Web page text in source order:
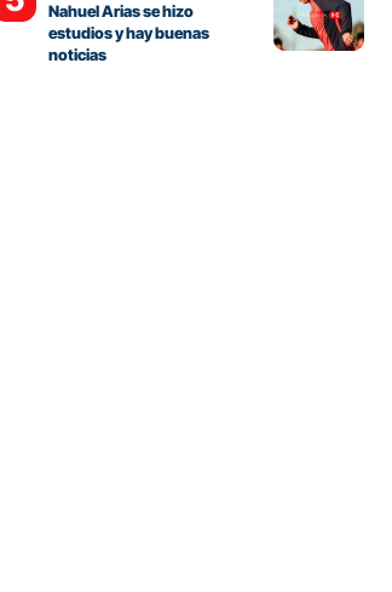
Nahuel Arias se hizo
estudios y hay buenas
noticias